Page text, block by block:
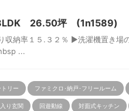
3LDK 26.50坪 (1n1589)
納率１５.３２％ ▶洗濯機置き場
...
トリー ファミクロ･納戸･フリールーム
り玄関 回遊動線 対面式キッチン